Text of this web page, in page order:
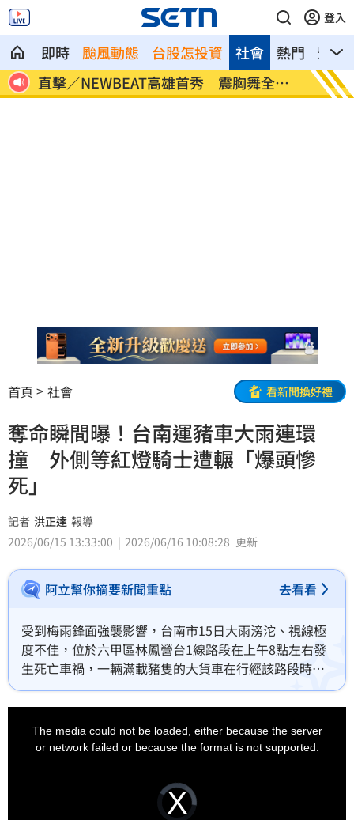
登入
即時 颱風動態 台股怎投資 熱門 影音
社會
火 直擊／NEWBEAT高雄首秀 震胸舞全場
嗨翻
颱風
警
首頁 社會 看新聞換好禮
奪命瞬間曝！台南運豬車大雨連環
撞 外側等紅燈騎士遭輾「爆頭慘
死」
記者 洪正達 報導
2026/06/15 13:33:00
2026/06/16 10:08:28 更新
阿立幫你摘要新聞重點 去看看
受到梅雨鋒面強襲影響，台南市15日大雨滂沱、視線極
度不佳，位於六甲區林鳳營台1線路段在上午8點左右發
生死亡車禍，一輛滿載豬隻的大貨車在行經該路段時，
疑似因天雨路滑、視線不良，整輛車瞬間失控在公路上
橫衝直撞，不幸造成1死1傷的悲劇，目前後方行車記錄
器也已曝光。
Video
Player
loading.
The media could not be loaded, either because the server
or network failed or because the format is not supported.